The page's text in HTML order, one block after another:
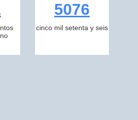
5076
cinco mil setenta y seis